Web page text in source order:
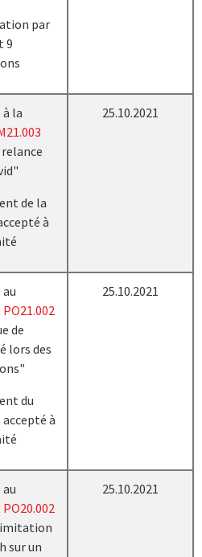
par
9
à la
de la
à
25.10.2021
PO21.002
de
lors des
du
à
25.10.2021
PO20.002
sur un
25.10.2021